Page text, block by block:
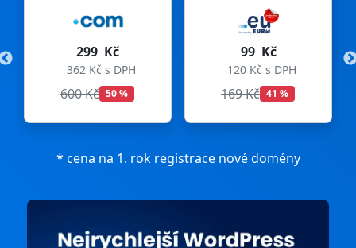
99 Kč
120 Kč s DPH
169 Kč
275 Kč
333 Kč s DPH
299 Kč
* cena na 1. rok registrace nové domény